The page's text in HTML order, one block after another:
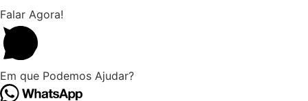
Falar Agora!
Em que Podemos Ajudar?